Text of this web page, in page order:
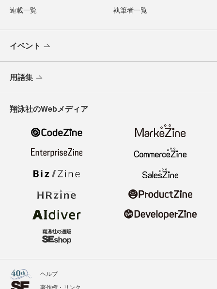
連載一覧 執筆者一覧
イベント
用語集
翔泳社のWebメディア
ヘルプ
著作権・リンク